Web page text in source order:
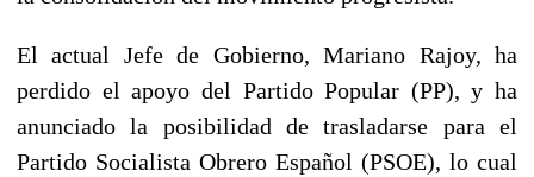
El actual Jefe de Gobierno, Mariano Rajoy, ha
perdido el apoyo del Partido Popular (PP), y ha
anunciado la posibilidad de trasladarse para el
Partido Socialista Obrero Español (PSOE), lo cual